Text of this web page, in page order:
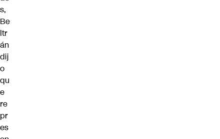
s,
Be
ltr
án
dij
o
qu
e
re
pr
es